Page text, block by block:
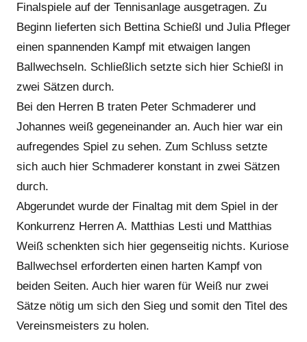
Finalspiele auf der Tennisanlage ausgetragen. Zu
Beginn lieferten sich Bettina Schießl und Julia Pfleger
einen spannenden Kampf mit etwaigen langen
Ballwechseln. Schließlich setzte sich hier Schießl in
zwei Sätzen durch.
Bei den Herren B traten Peter Schmaderer und
Johannes weiß gegeneinander an. Auch hier war ein
aufregendes Spiel zu sehen. Zum Schluss setzte
sich auch hier Schmaderer konstant in zwei Sätzen
durch.
Abgerundet wurde der Finaltag mit dem Spiel in der
Konkurrenz Herren A. Matthias Lesti und Matthias
Weiß schenkten sich hier gegenseitig nichts. Kuriose
Ballwechsel erforderten einen harten Kampf von
beiden Seiten. Auch hier waren für Weiß nur zwei
Sätze nötig um sich den Sieg und somit den Titel des
Vereinsmeisters zu holen.